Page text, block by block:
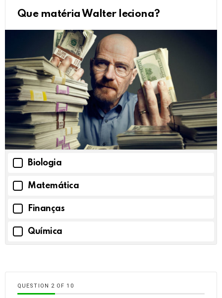
Que matéria Walter leciona?
Biologia
Matemática
Finanças
Química
QUESTION OF 10